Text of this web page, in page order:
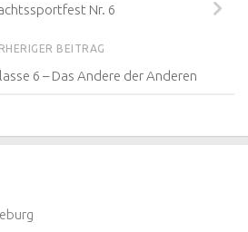
Nr. 6
BEITRAG
6 – Das Andere der Anderen